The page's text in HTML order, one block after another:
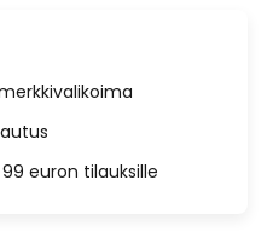
euron tilauksille